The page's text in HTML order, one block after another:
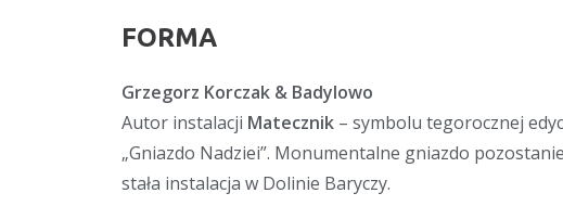
FORMA
Grzegorz Korczak & Badylowo
Autor instalacji Matecznik – symbolu tegorocznej
„Gniazdo Nadziei”. Monumentalne gniazdo
stała instalacja w Dolinie Baryczy.